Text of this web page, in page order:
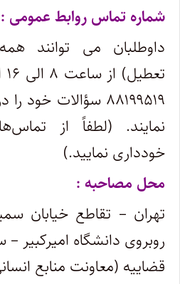
شماره تماس روابط عمومی :
داوطلبان می توانند
۸۸۱۹۹۵۱۹ سؤالات
نمایند. (لطفاً از
خودداری نمایید.)
محل مصاحبه :
تهران – تقاطع خیابان
قضاییه (معاونت منابع